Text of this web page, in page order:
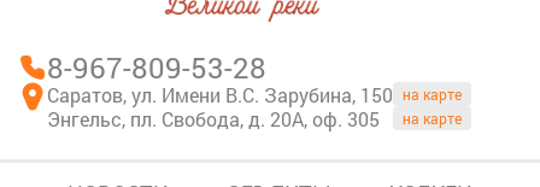
8-967-809-53-28
Саратов, ул. Имени В.С. Зарубина, 150 на карте
Энгельс, пл. Свобода, д. 20А, оф. 305 на карте